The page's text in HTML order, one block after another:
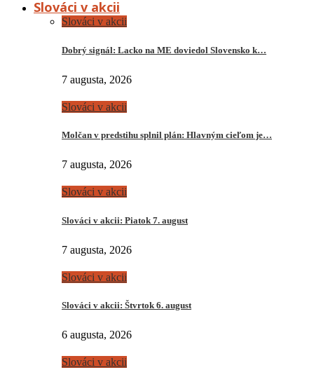
Slováci v akcii
Slováci v akcii
Dobrý signál: Lacko na ME doviedol Slovensko k…
7 augusta, 2026
Slováci v akcii
Molčan v predstihu splnil plán: Hlavným cieľom je…
7 augusta, 2026
Slováci v akcii
Slováci v akcii: Piatok 7. august
7 augusta, 2026
Slováci v akcii
Slováci v akcii: Štvrtok 6. august
6 augusta, 2026
Slováci v akcii